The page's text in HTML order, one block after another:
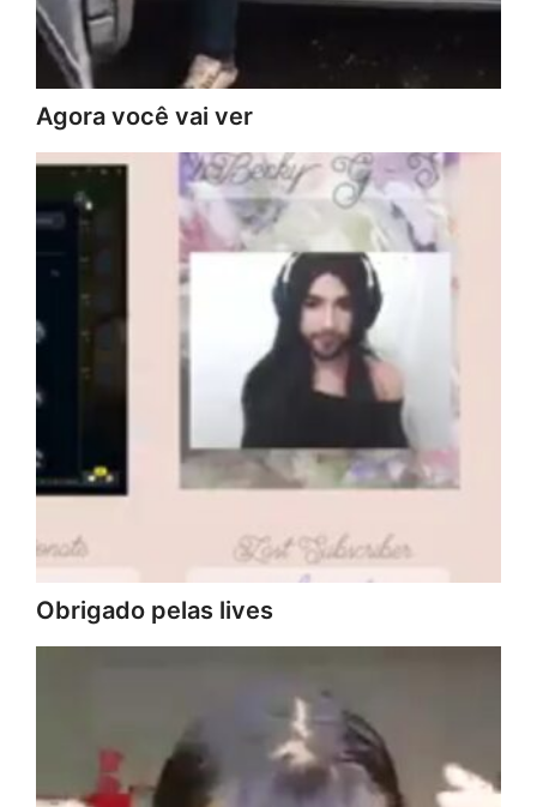
Agora você vai ver
Obrigado pelas lives